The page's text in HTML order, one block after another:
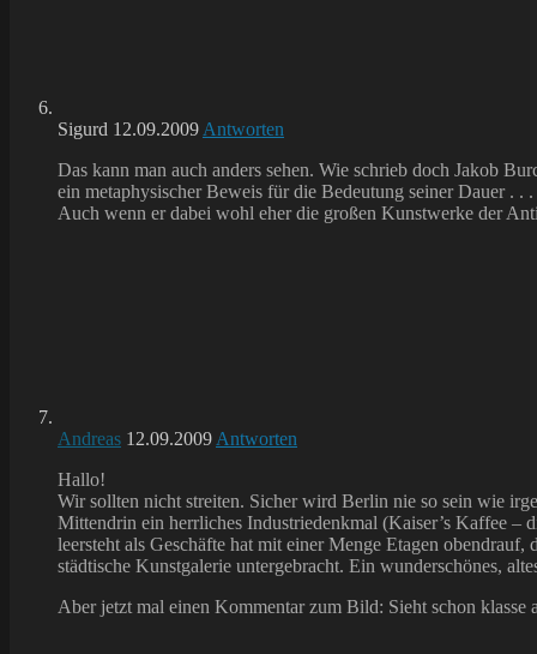
Sigurd 12.09.2009 Antworten
Das kann man auch anders sehen. Wie schrieb doch Jakob
ein metaphysischer Beweis für die Bedeutung seiner Dauer . .
Auch wenn er dabei wohl eher die großen Kunstwerke der
Andreas 12.09.2009 Antworten
Hallo!
Wir sollten nicht streiten. Sicher wird Berlin nie so sein wie
Mittendrin ein herrliches Industriedenkmal (Kaiser’s Kaffee –
leersteht als Geschäfte hat mit einer Menge Etagen
städtische Kunstgalerie untergebracht. Ein wunderschönes,
Aber jetzt mal einen Kommentar zum Bild: Sieht schon klasse